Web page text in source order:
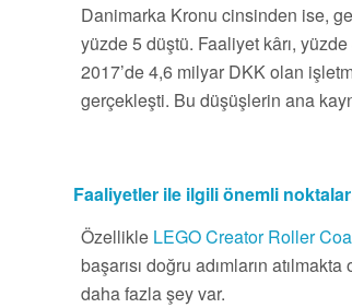
Danimarka Kronu cinsinden ise,
yüzde 5 düştü. Faaliyet kârı,
2017’de 4,6 milyar DKK olan
gerçekleşti. Bu düşüşlerin ana
Faaliyetler ile ilgili önemli
Özellikle LEGO Creator Roller
başarısı doğru adımların
daha fazla şey var.